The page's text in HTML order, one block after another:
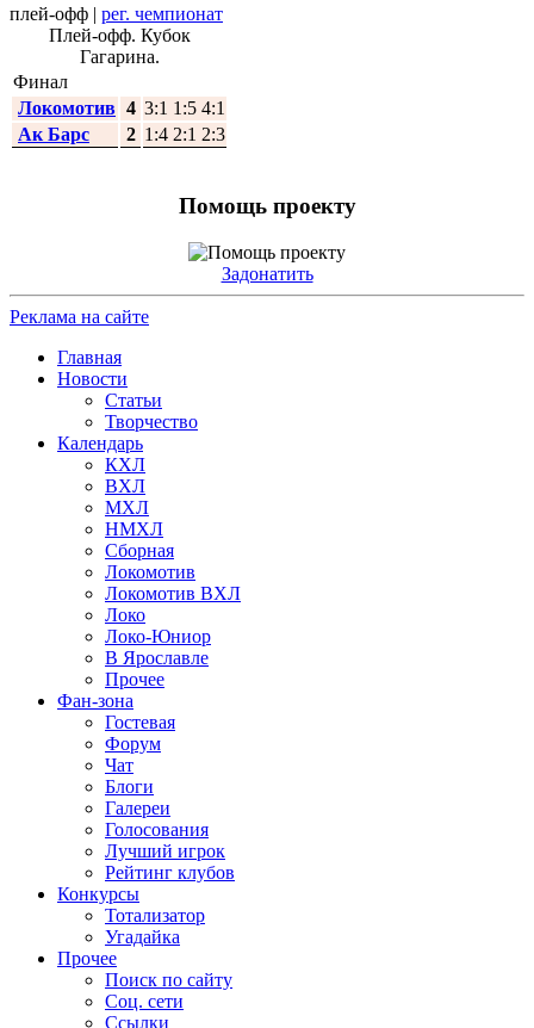
плей-офф | рег. чемпионат
Плей-офф. Кубок
Гагарина.
Финал
Локомотив 4 3:1 1:5 4:1
Ак Барс
2 1:4 2:1 2:3
Помощь проекту
Задонатить
Реклама на сайте
Главная
Новости
Статьи
Творчество
Календарь
КХЛ
ВХЛ
МХЛ
НМХЛ
Сборная
Локомотив
Локомотив ВХЛ
Локо
Локо-Юниор
В Ярославле
Прочее
Фан-зона
Гостевая
Форум
Чат
Блоги
Галереи
Голосования
Лучший игрок
Рейтинг клубов
Конкурсы
Тотализатор
Угадайка
Прочее
Поиск по сайту
Соц. сети
Ссылки